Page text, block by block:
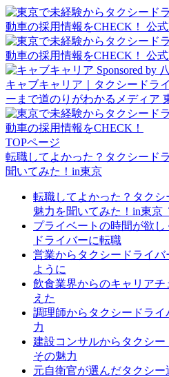
Sponsored by
キャブキャリア｜タクシードラ
ーまで道のりがわかるメディア
TOPページ
転職してよかった？タクシード
聞いてみた！in東京
転職してよかった？タク
魅力を聞いてみた！in東京
プライベートの時間が欲
ドライバーに転職
営業からタクシードライ
ように
飲食業界からのキャリア
えた
調理師からタクシードラ
力
建設コンサルからタクシ
その魅力
元自衛官が選んだタクシ